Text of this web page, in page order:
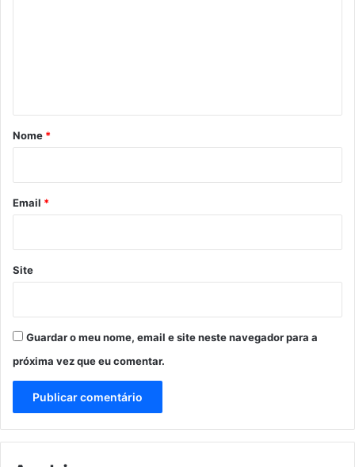
r
*
Nome *
Email *
Site
Guardar o meu nome, email e site neste navegador para a
próxima vez que eu comentar.